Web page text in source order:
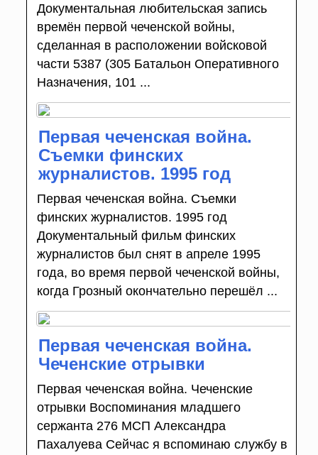
Документальная любительская запись
времён первой чеченской войны,
сделанная в расположении войсковой
части 5387 (305 Батальон Оперативного
Назначения, 101 ...
Первая чеченская война.
Съемки финских
журналистов. 1995 год
Первая чеченская война. Съемки
финских журналистов. 1995 год
Документальный фильм финских
журналистов был снят в апреле 1995
года, во время первой чеченской войны,
когда Грозный окончательно перешёл ...
Первая чеченская война.
Чеченские отрывки
Первая чеченская война. Чеченские
отрывки Воспоминания младшего
сержанта 276 МСП Александра
Пахалуева Сейчас я вспоминаю службу в